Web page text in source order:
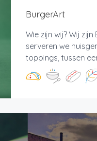
BurgerArt
Wie zijn wij? Wij
serveren we
toppings, tussen